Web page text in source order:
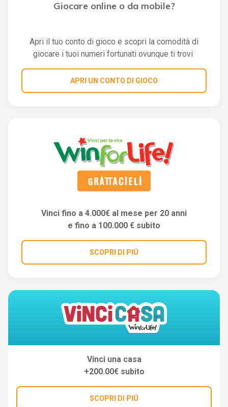
Giocare online o da mobile?
Apri il tuo conto di gioco e scopri la comodità di
giocare i tuoi numeri fortunati ovunque ti trovi
APRI UN CONTO DI GIOCO
Vinci fino a 4.000€ al mese per 20 anni
e fino a 100.000 € subito
SCOPRI DI PIÚ
Vinci una casa
+200.00€ subito
SCOPRI DI PIÚ